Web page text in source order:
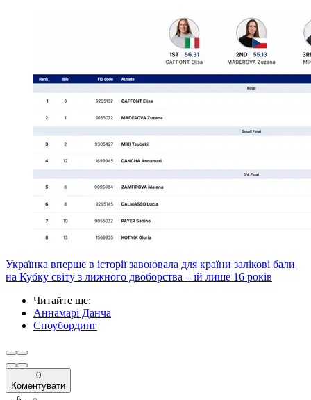
Українка вперше в історії завоювала для країни залікові бали
на Кубку світу з лижного двоборства – їй лише 16 років
Читайте ще:
Аннамарі Данча
Сноубординг
0
Коментувати